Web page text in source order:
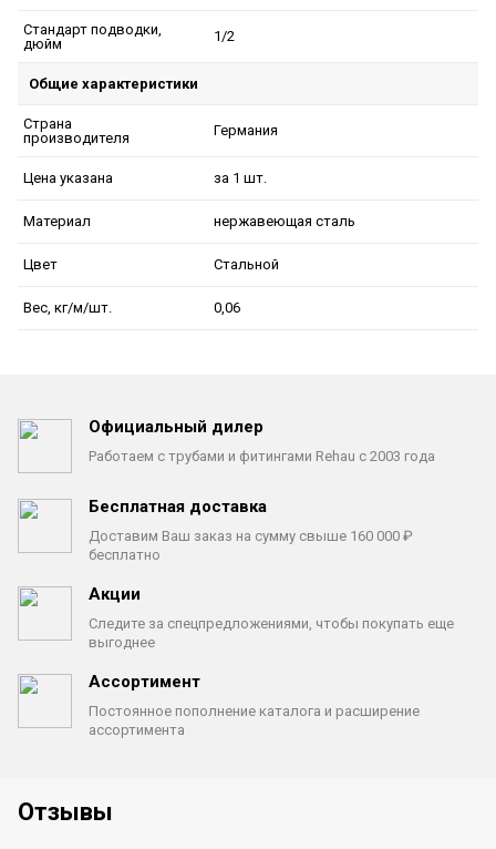
Стандарт подводки,
дюйм
1/2
Общие характеристики
Страна
производителя
Германия
Цена указана за 1 шт.
Материал нержавеющая сталь
Цвет Стальной
Вес, кг/м/шт. 0,06
Официальный дилер
Работаем с трубами и фитингами Rehau с 2003 года
Бесплатная доставка
Доставим Ваш заказ на сумму свыше 160 000 ₽
бесплатно
Акции
Следите за спецпредложениями, чтобы покупать еще
выгоднее
Ассортимент
Постоянное пополнение каталога и расширение
ассортимента
Отзывы